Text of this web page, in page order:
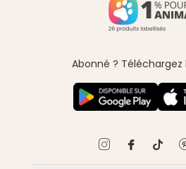
Abonné ?